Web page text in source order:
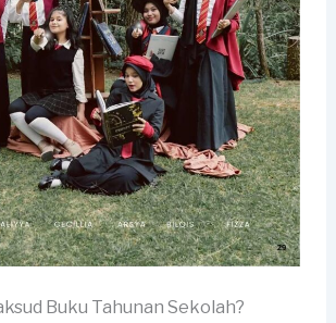
Buku Tahunan Sekolah?